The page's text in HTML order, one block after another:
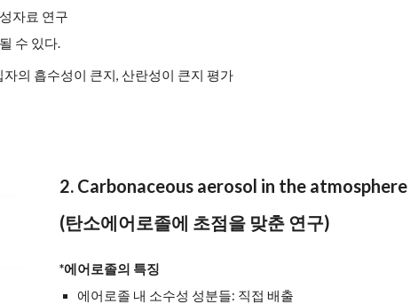
자료 연구
수 있다.
의 흡수성이 큰지, 산란성이 큰지 평가
2. Carbonaceous aerosol in the atmosphere
(탄소에어로졸에 초점을 맞춘 연구)
*에어로졸의 특징
에어로졸 내 소수성 성분들: 직접 배출